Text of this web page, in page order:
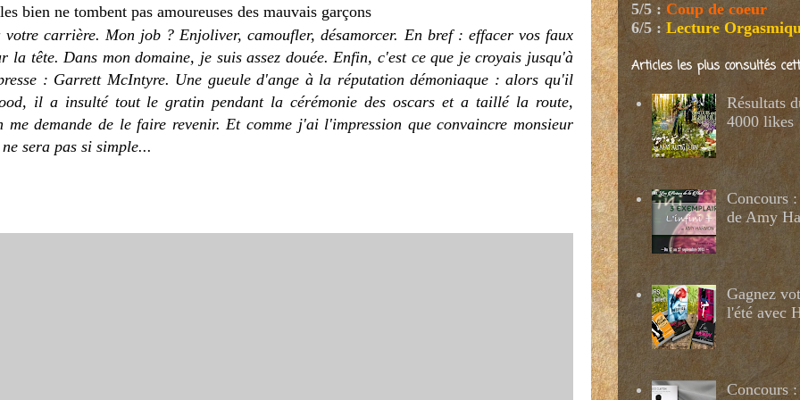
carrière. Mon job ? Enjoliver, camoufler, désamorcer. En bref : effacer vos faux
tête. Dans mon domaine, je suis assez douée. Enfin, c'est ce que je croyais jusqu'à
: Garrett McIntyre. Une gueule d'ange à la réputation démoniaque : alors qu'il
il a insulté tout le gratin pendant la cérémonie des oscars et a taillé la route,
demande de le faire revenir. Et comme j'ai l'impression que convaincre monsieur
sera pas si simple...
5/5 : Coup de coeur
6/5: Lecture
Articles les plus consultés
Résultats
4000 likes
Concours
de Amy
Gagnez
l'été avec
Concours